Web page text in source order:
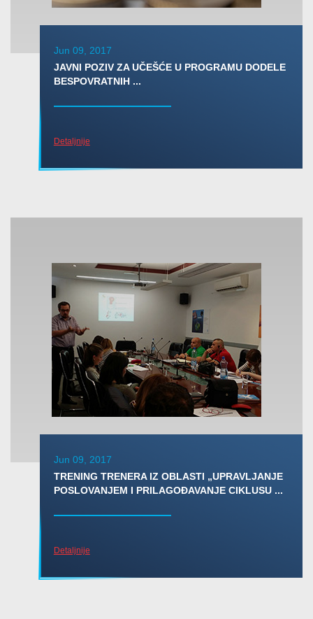
Jun 09, 2017
JAVNI POZIV ZA UČEŠĆE U PROGRAMU DODELE
BESPOVRATNIH ...
Detaljnije
Jun 09, 2017
TRENING TRENERA IZ OBLASTI „UPRAVLJANJE
POSLOVANJEM I PRILAGOĐAVANJE CIKLUSU ...
Detaljnije